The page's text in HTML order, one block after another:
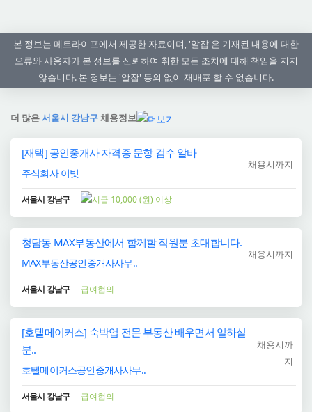
본 정보는 메트라이프에서 제공한 자료이며, '알잡'은 기재된 내용에 대한
오류와 사용자가 본 정보를 신뢰하여 취한 모든 조치에 대해 책임을 지지
않습니다. 본 정보는 '알잡' 동의 없이 재배포 할 수 없습니다.
더 많은서울시 강남구채용정보
[재택] 공인중개사 자격증 문항 검수 알바
주식회사 이빗
채용시까지
서울시 강남구 10,000 (원) 이상
청담동 MAX부동산에서 함께할 직원분 초대합니다.
MAX부동산공인중개사사무..
채용시까지
서울시 강남구 급여협의
[호텔메이커스] 숙박업 전문 부동산 배우면서 일하실
분..
호텔메이커스공인중개사사무..
채용시까
지
서울시 강남구 급여협의